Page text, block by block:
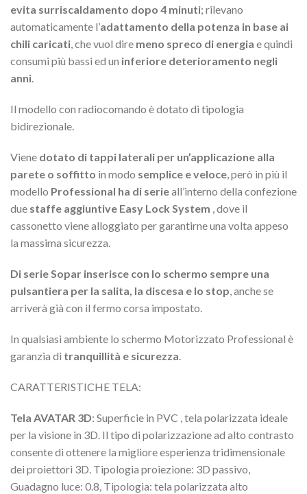
evita surriscaldamento dopo 4 minuti; rilevano
automaticamente l’adattamento della potenza in base ai
chili caricati, che vuol dire meno spreco di energia e quindi
consumi più bassi ed un inferiore deterioramento negli
anni.
Il modello con radiocomando è dotato di tipologia
bidirezionale.
Viene dotato di tappi laterali per un’applicazione alla
parete o soffitto in modo semplice e veloce, però in più il
modello Professional ha di serieall’interno della confezione
due staffe aggiuntive Easy Lock System , dove il
cassonetto viene alloggiato per garantirne una volta appeso
la massima sicurezza.
Di serie Sopar inserisce con lo schermo sempre una
pulsantiera per la salita, la discesa e lo stop, anche se
arriverà già con il fermo corsa impostato.
In qualsiasi ambiente lo schermo Motorizzato Professional è
garanzia di tranquillità e sicurezza.
CARATTERISTICHE TELA:
Tela AVATAR 3D: Superficie in PVC , tela polarizzata ideale
per la visione in 3D. Il tipo di polarizzazione ad alto contrasto
consente di ottenere la migliore esperienza tridimensionale
dei proiettori 3D. Tipologia proiezione: 3D passivo,
Guadagno luce: 0.8, Tipologia: tela polarizzata alto